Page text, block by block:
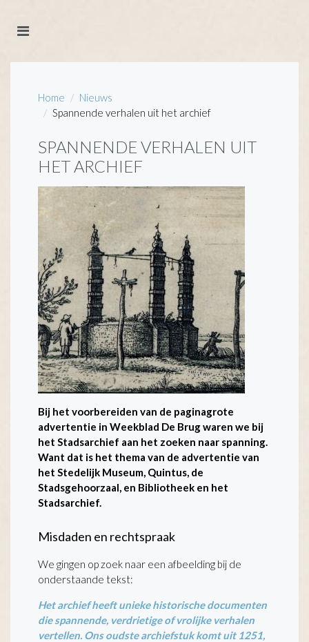
Home
Nieuws
Spannende verhalen uit het archief
SPANNENDE VERHALEN UIT
HET ARCHIEF
Bij het voorbereiden van de paginagrote
advertentie in Weekblad De Brug waren we bij
het Stadsarchief aan het zoeken naar spanning.
Want dat is het thema van de advertentie van
het Stedelijk Museum, Quintus, de
Stadsgehoorzaal, en Bibliotheek en het
Stadsarchief.
Misdaden en rechtspraak
We gingen op zoek naar een afbeelding bij de
onderstaande tekst:
Het archief heeft unieke historische documenten
die spannende, verdrietige of vrolijke verhalen
vertellen. Ons oudste archiefstuk komt uit 1251,